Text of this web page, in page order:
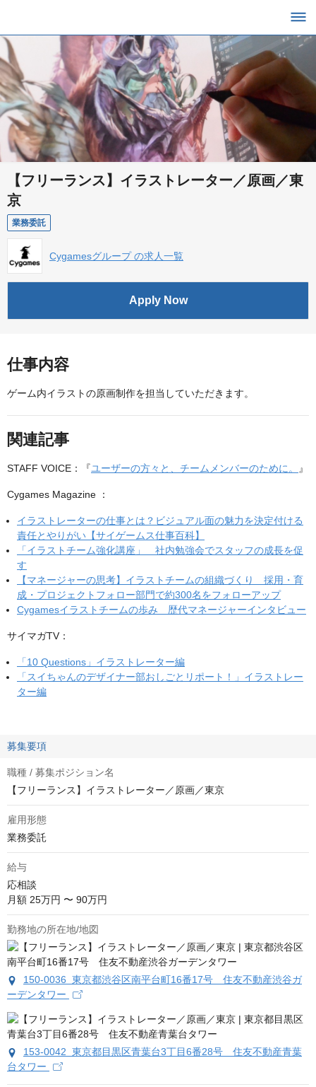
【フリーランス】イラストレーター／原画／東
京
業務委託
Cygamesグループ の求人一覧
Apply Now
仕事内容
ゲーム内イラストの原画制作を担当していただきます。
関連記事
STAFF VOICE：『ユーザーの方々と、チームメンバーのために。 』
Cygames Magazine ：
イラストレーターの仕事とは？ビジュアル面の魅力を決定付ける
責任とやりがい【サイゲームス仕事百科】
「イラストチーム強化講座」 社内勉強会でスタッフの成長を促
す
【マネージャーの思考】イラストチームの組織づくり 採用・育
成・プロジェクトフォロー部門で約300名をフォローアップ
Cygamesイラストチームの歩み 歴代マネージャーインタビュー
サイマガTV：
「10 Questions」イラストレーター編
「スイちゃんのデザイナー部おしごとリポート！」イラストレー
ター編
募集要項
職種 / 募集ポジション名
【フリーランス】イラストレーター／原画／東京
雇用形態
業務委託
給与
応相談
月額 25万円 〜 90万円
勤務地の所在地/地図
150-0036 東京都渋谷区南平台町16番17号 住友不動産渋谷ガ
ーデンタワー
153-0042 東京都目黒区青葉台3丁目6番28号 住友不動産青葉
台タワー